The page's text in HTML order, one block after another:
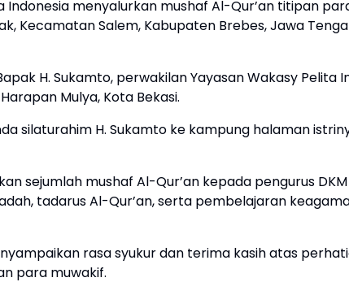
Indonesia menyalurkan mushaf Al-Qur’an titipan
Kecamatan Salem, Kabupaten Brebes, Jawa
H. Sukamto, perwakilan Yayasan Wakasy Pelita
Mulya, Kota Bekasi.
silaturahim H. Sukamto ke kampung halaman
sejumlah mushaf Al-Qur’an kepada pengurus DKM
tadarus Al-Qur’an, serta pembelajaran
rasa syukur dan terima kasih atas
para muwakif.